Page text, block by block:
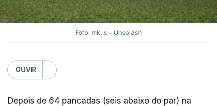
Foto: mk. s - Unsplash
OUVIR
Depois de 64 pancadas (seis abaixo do par) na